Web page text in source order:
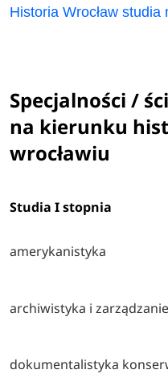
Historia Wrocław studia
Specjalności /
na kierunku
wrocławiu
Studia I stopnia
amerykanistyka
archiwistyka i
dokumentalistyka